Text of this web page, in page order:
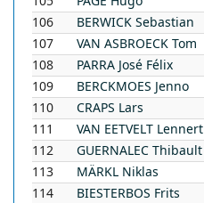
106
BERWICK Sebastian
107
VAN ASBROECK Tom
108
PARRA José Félix
109
BERCKMOES Jenno
110
CRAPS Lars
111
VAN EETVELT Lennert
112
GUERNALEC Thibault
113
MÄRKL Niklas
114
BIESTERBOS Frits